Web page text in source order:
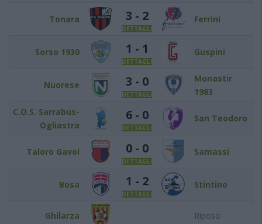
Tonara 3 - 2
DETTAGLI
Ferrini
Sorso 1930 1 - 1
DETTAGLI
Guspini
Nuorese 3 - 0
DETTAGLI
Monastir
1983
C.O.S. Sarrabus-
Ogliastra
6 - 0
DETTAGLI
San Teodoro
Taloro Gavoi 0 - 0
DETTAGLI
Samassi
Bosa 1 - 2
DETTAGLI
Stintino
Ghilarza Riposo